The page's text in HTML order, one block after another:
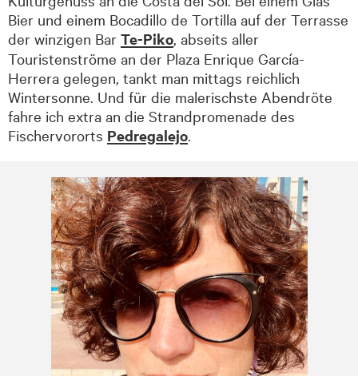
Bier und einem Bocadillo de Tortilla auf der Terrasse
der winzigen Bar Te-Piko, abseits aller
Touristenströme an der Plaza Enrique García-
Herrera gelegen, tankt man mittags reichlich
Wintersonne. Und für die malerischste Abendröte
fahre ich extra an die Strandpromenade des
Fischervororts Pedregalejo.